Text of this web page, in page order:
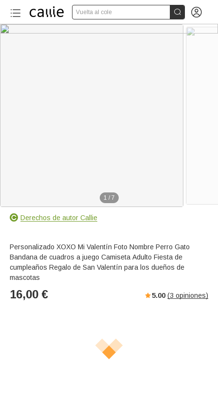
Vuelta al cole  
1 / 7
Derechos de autor Callie
Personalizado XOXO Mi Valentín Foto Nombre Perro Gato
Bandana de cuadros a juego Camiseta Adulto Fiesta de
cumpleaños Regalo de San Valentín para los dueños de
mascotas
16,00 € 5.00 (3 opiniones)